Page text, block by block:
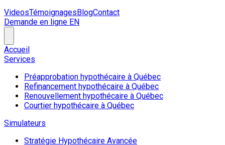
VideosTémoignagesBlogContact
Demande en ligne EN
Accueil
Services
Préapprobation hypothécaire à Québec
Refinancement hypothécaire à Québec
Renouvellement hypothécaire à Québec
Courtier hypothécaire à Québec
Simulateurs
Stratégie Hypothécaire Avancée